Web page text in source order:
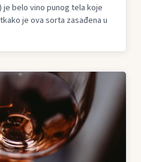
je belo vino punog tela koje
je ova sorta zasađena u